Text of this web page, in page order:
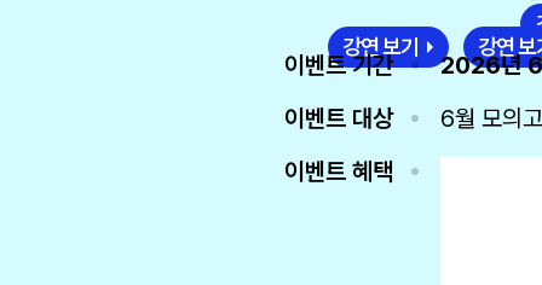
강연 보기
강연 보
이벤트 기간
2026년
이벤트 대상
6월 모의
이벤트 혜택